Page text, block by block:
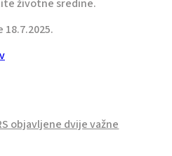
životne sredine.
objavljene dvije važne